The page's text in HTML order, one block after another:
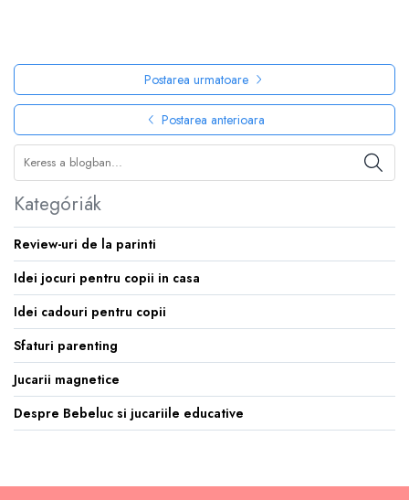
Postarea urmatoare
Postarea anterioara
Kategóriák
Review-uri de la parinti
Idei jocuri pentru copii in casa
Idei cadouri pentru copii
Sfaturi parenting
Jucarii magnetice
Despre Bebeluc si jucariile educative